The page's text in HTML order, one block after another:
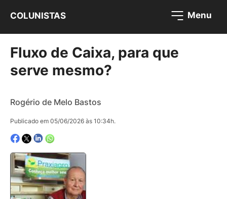
COLUNISTAS Menu
Fluxo de Caixa, para que
serve mesmo?
Rogério de Melo Bastos
Publicado em 05/06/2026 às 10:34h.